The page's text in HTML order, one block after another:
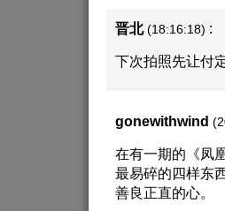
晋北 (18:16:18) :
下次拍照先让付
gonewithwind
在有一期的《凤
最易碎的四样东
善良正直的心。